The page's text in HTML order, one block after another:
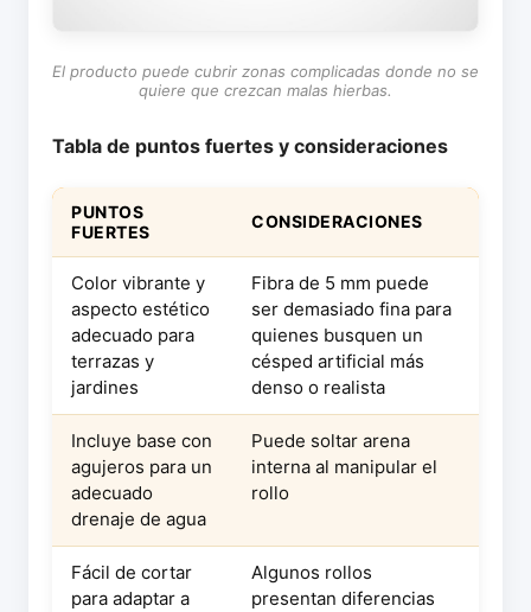
El producto puede cubrir zonas complicadas donde no se
quiere que crezcan malas hierbas.
Tabla de puntos fuertes y consideraciones
PUNTOS
FUERTES
CONSIDERACIONES
Color vibrante y
aspecto estético
adecuado para
terrazas y
jardines
Fibra de 5 mm puede
ser demasiado fina para
quienes busquen un
césped artificial más
denso o realista
Incluye base con
agujeros para un
adecuado
drenaje de agua
Puede soltar arena
interna al manipular el
rollo
Fácil de cortar
para adaptar a
Algunos rollos
presentan diferencias